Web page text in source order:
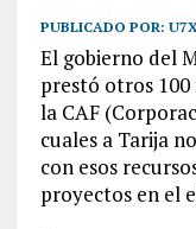
PUBLICADO POR:
El gobierno del
prestó otros 100
la CAF
cuales a Tarija
con esos
proyectos en el